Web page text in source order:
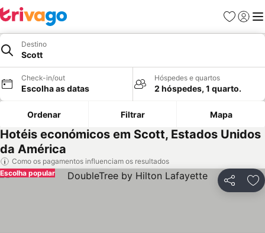
Favoritos
Iniciar
Destino
Scott
Check-in/out
Escolha as datas
Hóspedes e quartos
2 hóspedes, 1 quarto.
Ordenar Filtrar Mapa
Hotéis económicos em Scott, Estados Unidos
da América
Como os pagamentos influenciam os resultados
Partilhar
Escolha popular